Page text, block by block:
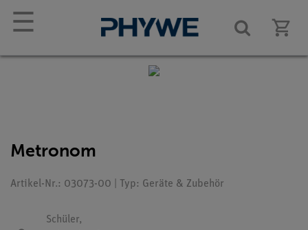
☰
Metronom
Artikel-Nr.: 03073-00 | Typ: Geräte & Zubehör
Schüler,